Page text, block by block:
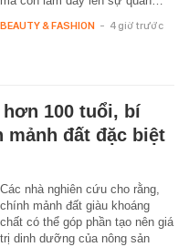
BEAUTY & FASHION - 4 giờ trước
100 tuổi, bí
đất đặc biệt
Các nhà nghiên cứu cho rằng,
chính mảnh đất giàu khoáng
chất có thể góp phần tạo nên giá
trị dinh dưỡng của nông sản